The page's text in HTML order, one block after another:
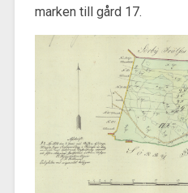
marken till gård 17.